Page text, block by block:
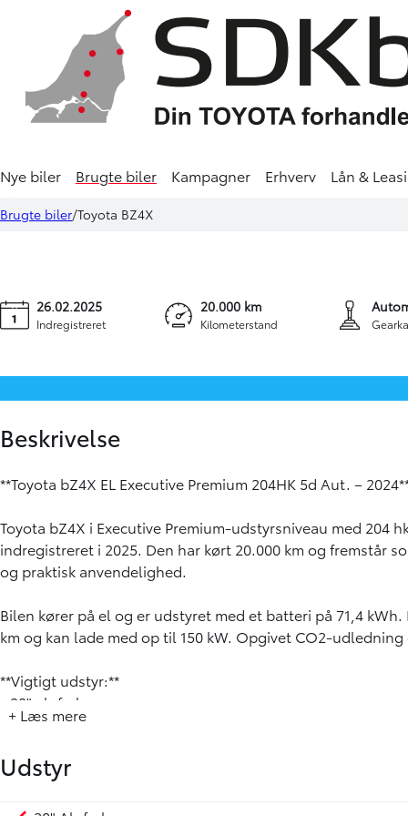
Nye biler Brugte biler Kampagner Erhverv Lån &
Toyota BZ4X
EL Executive Premium 204HK 5d Aut.
Brugte biler Toyota BZ4X
Indregistreret
26.02.2025
Kilometerstand
20.000 km
Beskrivelse
**Toyota bZ4X EL Executive Premium 204HK 5d Aut. –
Toyota bZ4X i Executive Premium-udstyrsniveau med 204
indregistreret i 2025. Den har kørt 20.000 km og fremstår
og praktisk anvendelighed.
Bilen kører på el og er udstyret med et batteri på 71,4
km og kan lade med op til 150 kW. Opgivet CO2-
**Vigtigt udstyr:**
- 20" alufælge
- Toyota Smart Connect
- Trådløs Apple CarPlay og Android Auto
- Advanced Parking med fjernbetjening
+ Læs mere
Udstyr